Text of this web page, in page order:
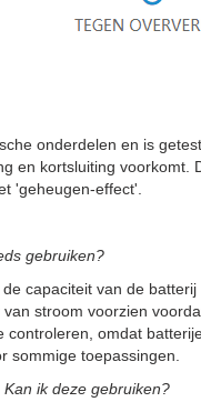
onderdelen en is
en kortsluiting voorkomt.
'geheugen-effect'.
gebruiken?
capaciteit van de
stroom voorzien
omdat
sommige toepassingen.
ik deze gebruiken?